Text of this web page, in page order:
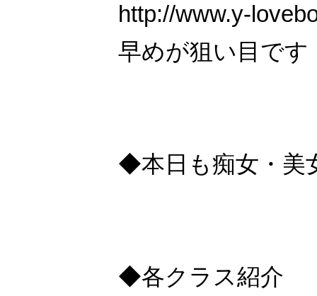
http://www.y-
早めが狙い目です
◆本日も痴女・美
◆各クラス紹介